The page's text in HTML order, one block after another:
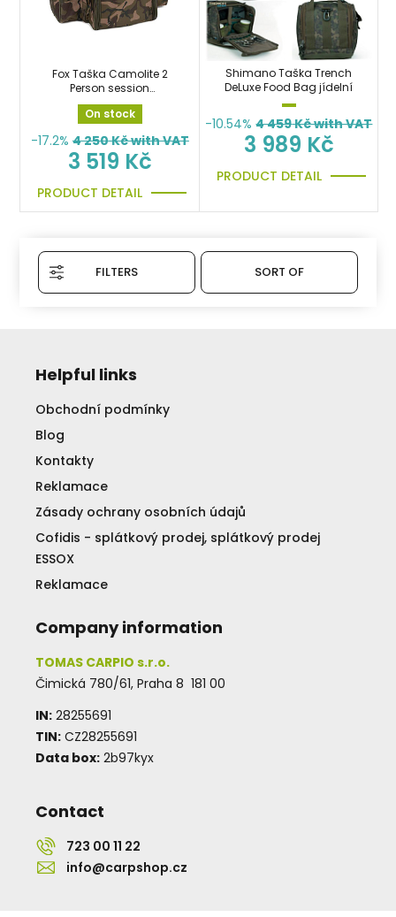
Fox Taška Camolite 2
Person session
Cooler/Food Bag
On stock
-17.2% 4 250Kč with VAT
3 519 Kč
PRODUCT DETAIL
Shimano Taška Trench
DeLuxe Food Bag jídelní
-10.54% 4 459Kč with VAT
3 989 Kč
PRODUCT DETAIL
FILTERS SORT OF
Helpful links
Obchodní podmínky
Blog
Kontakty
Reklamace
Zásady ochrany osobních údajů
Cofidis - splátkový prodej, splátkový prodej
ESSOX
Reklamace
Company information
TOMAS CARPIO s.r.o.
Čimická 780/61, Praha 8 181 00
IN: 28255691
TIN: CZ28255691
Data box: 2b97kyx
Contact
723 00 11 22
info@carpshop.cz